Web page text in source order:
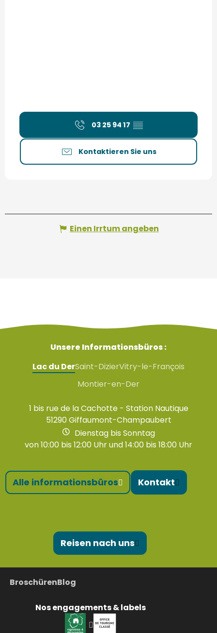
03 25 94 17 ▒▒
Kontaktieren Sie uns
Einen Irrtum angeben
Unsere Informationsbüros :
Lac du DerSaint-DizierVitry-le-François
Montier-en-Der
1 bis rue de la Cachotte - Station Nautique
51290 Giffaumont-Champaubert
Dienstag bis Sonntag
von 10:00 bis 12:00 Uhr und 14:00 bis 18:00 Uhr
Alle informationsbüros Kontakt
Reisen nach uns
BroschürenBlog
Nos engagements & labels